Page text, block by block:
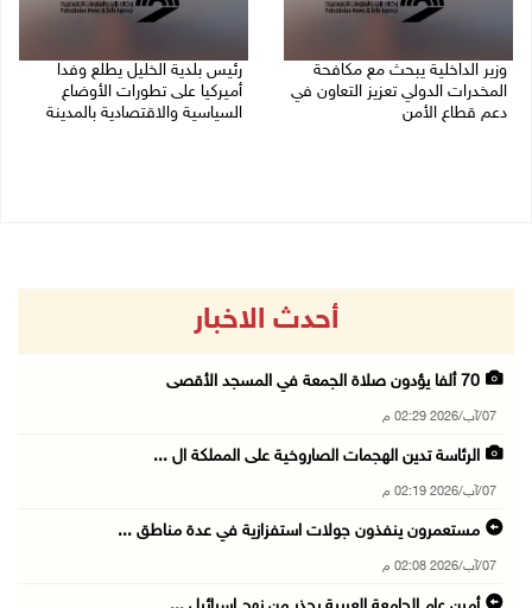
وزير الداخلية يبحث مع مكافحة
المخدرات الدولي تعزيز التعاون في
دعم قطاع الأمن
رئيس بلدية الخليل يطلع وفدا
أميركيا على تطورات الأوضاع
السياسية والاقتصادية بالمدينة
أحدث الاخبار
70 ألفا يؤدون صلاة الجمعة في المسجد الأقصى
07/آب/2026 02:29 م
الرئاسة تدين الهجمات الصاروخية على المملكة ال ...
07/آب/2026 02:19 م
مستعمرون ينفذون جولات استفزازية في عدة مناطق ...
07/آب/2026 02:08 م